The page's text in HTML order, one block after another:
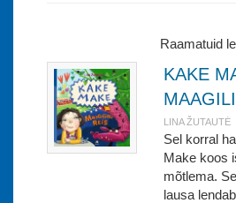
Raamatuid
KAKE
LINA ŽUTAUTĖ
Sel korral
Make koos
mõtlema.
lausa